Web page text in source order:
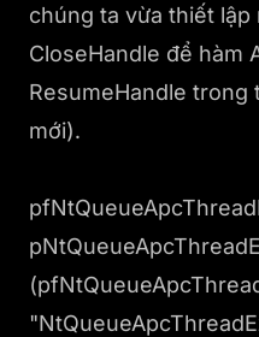
chúng ta vừa thiết lập
CloseHandle để hàm
ResumeHandle
mới).